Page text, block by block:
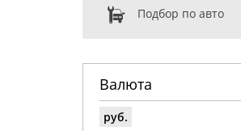
Подбор по авто
Валюта
руб.